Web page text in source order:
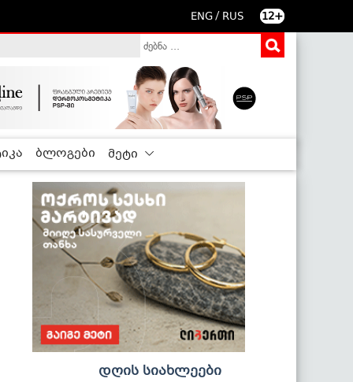
ENG / RUS 12+
ბლოგები მეტი
დღის სიახლეები